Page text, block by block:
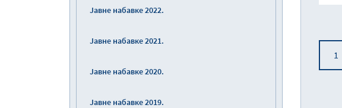
Јавне набавке 2022.
Јавне набавке 2021.
Јавне набавке 2020.
Јавне набавке 2019.
1